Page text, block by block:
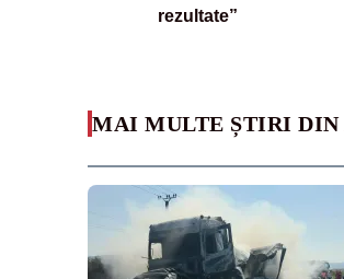
rezultate”
MAI MULTE ȘTIRI DIN